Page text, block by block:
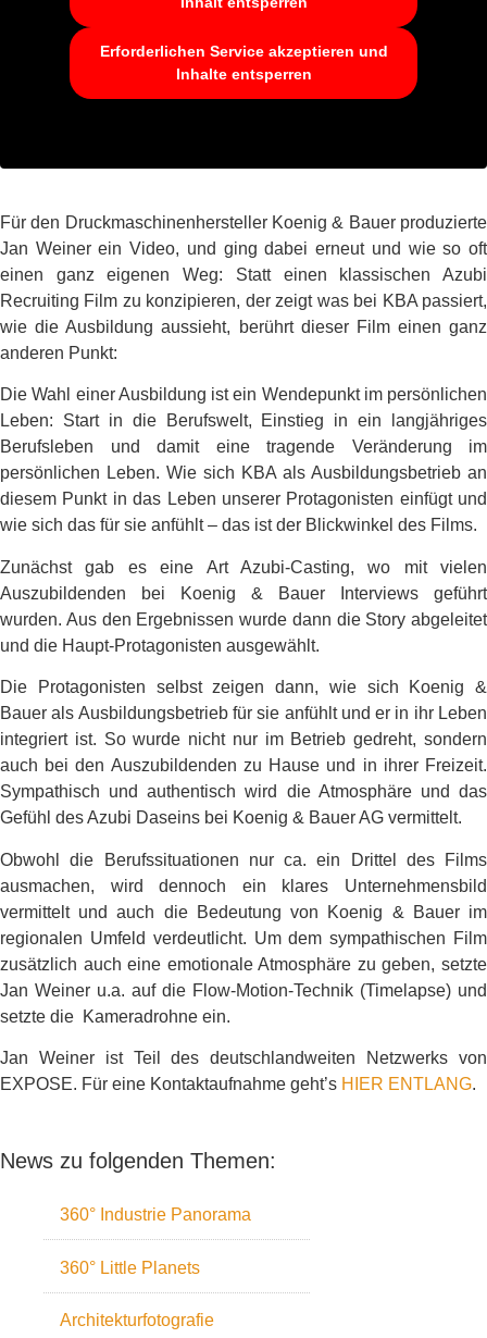
Erforderlichen Service akzeptieren und
Inhalte entsperren
Für den Druckmaschinenhersteller Koenig & Bauer produzierte
Jan Weiner ein Video, und ging dabei erneut und wie so oft
einen ganz eigenen Weg: Statt einen klassischen Azubi
Recruiting Film zu konzipieren, der zeigt was bei KBA passiert,
wie die Ausbildung aussieht, berührt dieser Film einen ganz
anderen Punkt:
Die Wahl einer Ausbildung ist ein Wendepunkt im persönlichen
Leben: Start in die Berufswelt, Einstieg in ein langjähriges
Berufsleben und damit eine tragende Veränderung im
persönlichen Leben. Wie sich KBA als Ausbildungsbetrieb an
diesem Punkt in das Leben unserer Protagonisten einfügt und
wie sich das für sie anfühlt – das ist der Blickwinkel des Films.
Zunächst gab es eine Art Azubi-Casting, wo mit vielen
Auszubildenden bei Koenig & Bauer Interviews geführt
wurden. Aus den Ergebnissen wurde dann die Story abgeleitet
und die Haupt-Protagonisten ausgewählt.
Die Protagonisten selbst zeigen dann, wie sich Koenig &
Bauer als Ausbildungsbetrieb für sie anfühlt und er in ihr Leben
integriert ist. So wurde nicht nur im Betrieb gedreht, sondern
auch bei den Auszubildenden zu Hause und in ihrer Freizeit.
Sympathisch und authentisch wird die Atmosphäre und das
Gefühl des Azubi Daseins bei Koenig & Bauer AG vermittelt.
Obwohl die Berufssituationen nur ca. ein Drittel des Films
ausmachen, wird dennoch ein klares Unternehmensbild
vermittelt und auch die Bedeutung von Koenig & Bauer im
regionalen Umfeld verdeutlicht. Um dem sympathischen Film
zusätzlich auch eine emotionale Atmosphäre zu geben, setzte
Jan Weiner u.a. auf die Flow-Motion-Technik (Timelapse) und
setzte die Kameradrohne ein.
Jan Weiner ist Teil des deutschlandweiten Netzwerks von
EXPOSE. Für eine Kontaktaufnahme geht’s HIER ENTLANG.
News zu folgenden Themen:
360° Industrie Panorama
360° Little Planets
Architekturfotografie